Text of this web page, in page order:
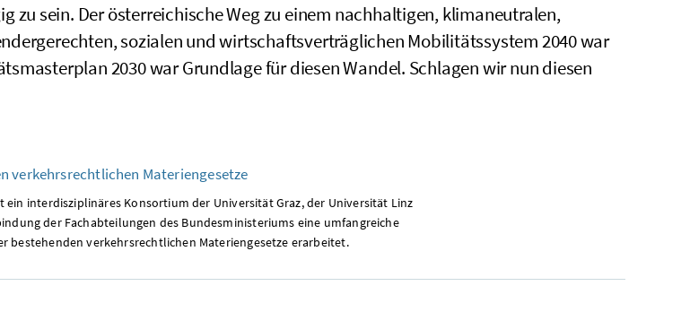
zu sein. Der österreichische Weg zu einem nachhaltigen, klimaneutralen,
sozialen und wirtschaftsverträglichen Mobilitätssystem 2040 war
2030 war Grundlage für diesen Wandel. Schlagen wir nun diesen
verkehrsrechtlichen Materiengesetze
ein interdisziplinäres Konsortium der Universität Graz, der Universität Linz
der Fachabteilungen des Bundesministeriums eine umfangreiche
bestehenden verkehrsrechtlichen Materiengesetze erarbeitet.